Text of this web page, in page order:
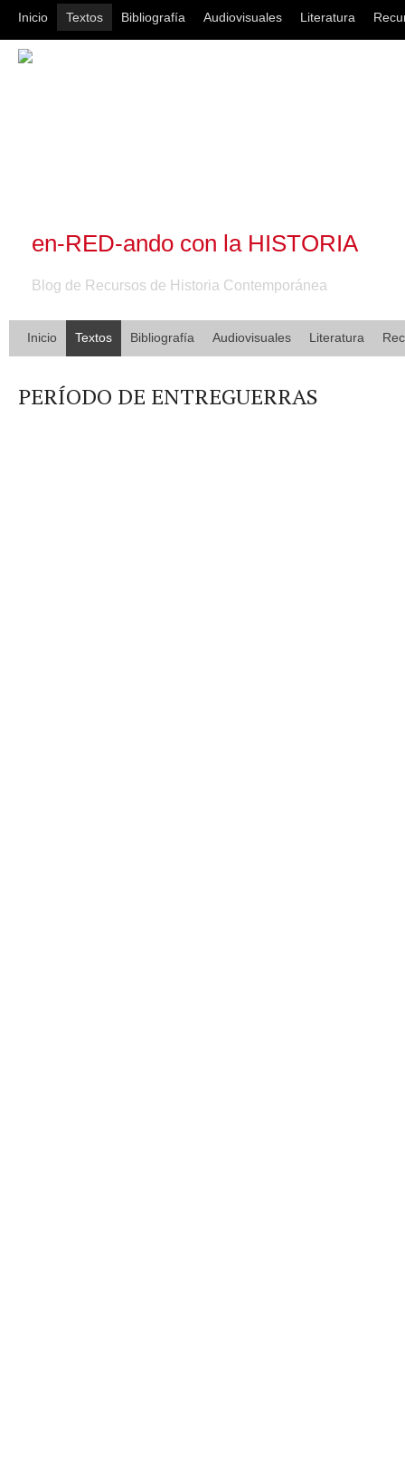
Inicio Textos Bibliografía Audiovisuales Literatura
en-RED-ando con la HISTORIA
Blog de Recursos de Historia Contemporánea
Inicio Textos Bibliografía Audiovisuales Literatura
PERÍODO DE ENTREGUERRAS